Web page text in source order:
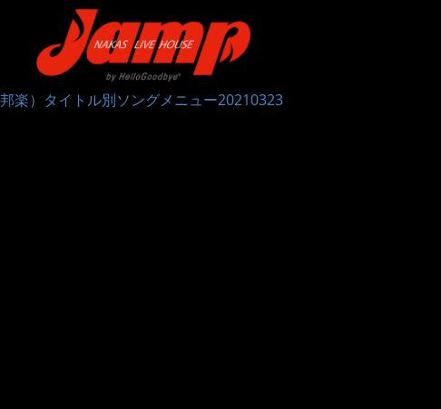
邦楽）タイトル別ソングメニュー20210323